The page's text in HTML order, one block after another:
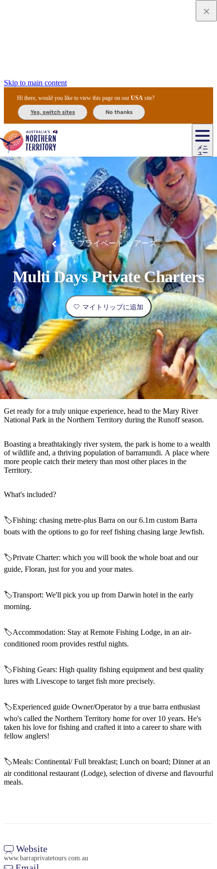
Skip to main content
Hi there, would you like to view this page on ourUSA site?
Yes, switch sites No thanks
メニ
ュー
メ
イ
ン
ナ
ビ
ゲ
ー
シ
ョ
ン
エ
リ
ア
最
も
人
気
が
高
い
場
所
ア
ウ
ト
バ
ク
と
ア
地
域
と
策
ズ
ロ
ッ
ク
ダ
ー
ウ
ィ
ン
ス
プ
リ
ン
グ
ズ
カ
ド
ゥ
国
立
公
園
チ
ィ
ー
ル
ド
国
立
公
園
ワ
タ
ル
カ
国
立
公
園
テ
ィ
ウ
ィ
諸
島
ニ
ト
ミ
ル
ク
国
立
公
園
ル
ル
デ
ビ
ル
ズ・
マ
ブ
ル
保
護
区
ジ
ジ
ウ
ェ
ス
ト
マ
ク
ド
ネ
ル
国
立
公
園
ア
ク
テ
ビ
テ
ィ
体
験
旅
行
タ
イ
プ
現
で
し
文
化
体
験
＆
ド
リ
ン
ク
ル
と
イ
ベ
ン
ト
ア
ク
テ
ィ
ビ
テ
ィ
自
然
と
野
生
生
物
歴
史
と
伝
統
釣
り
ラ
グ
ジ
ュ
ア
リ
ー
な
体
験
ャ
ン
ピ
ン
グ
グ
ラ
ピ
ン
グ
旅
の
コ
ツ
旅
を
す
る
計
画
と
予
約
実
用
的
な
情
ル
宿
泊
施
設
同
行
ツ
ア
ー
関
＆
レ
ン
タ
ル
ラ
ン
＆
オ
フ
ァ
ー
検
索:
Sign
バラ プライベート ツアーズ
Multi Days Private Charters
マイトリップに追加
Get ready for a truly unique experience, head to the Mary River
National Park in the Northern Territory during the Runoff season.
Boasting a breathtakingly river system, the park is home to a wealth
of wildlife and, a thriving population of barramundi. A place where
more people catch their metery than most other places in the
Territory.
What's included?
🏷️Fishing: chasing metre-plus Barra on our 6.1m custom Barra
boats with the options to go for reef fishing chasing large Jewfish.
🏷️Private Charter: which you will book the whole boat and our
guide, Floran, just for you and your mates.
🏷️Transport: We'll pick you up from Darwin hotel in the early
morning.
🏷️Accommodation: Stay at Remote Fishing Lodge, in an air-
conditioned room provides restful nights.
🏷️Fishing Gears: High quality fishing equipment and best quality
lures with Livescope to target fish more precisely.
🏷️Experienced guide Owner/Operator by a true barra enthusiast
who's called the Northern Territory home for over 10 years. He's
taken his love for fishing and crafted it into a career to share with
fellow anglers!
🏷️Meals: Continental/ Full breakfast; Lunch on board; Dinner at an
air conditional restaurant (Lodge), selection of diverse and flavourful
meals.
Website
www.barraprivatetours.com.au